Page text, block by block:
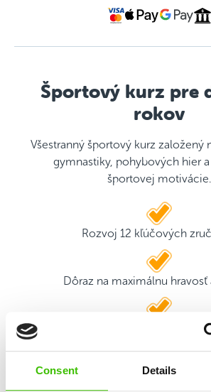
Consent Details
Športový kurz pre
rokov
Všestranný športový kurz založený
gymnastiky, pohybových hier
športovej motivácie.
Rozvoj 12 kľúčových
Dôraz na maximálnu hravosť
2 kvalifikovaní
Herný plán s motivačnými